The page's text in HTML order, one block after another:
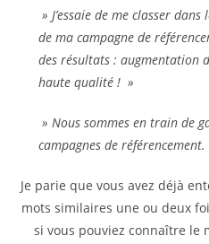
» J’essaie de me classer
de ma campagne de
des résultats : augmentation
haute qualité ! »
» Nous sommes en train de
campagnes de référencement.
Je parie que vous avez déjà
mots similaires une ou deux
si vous pouviez connaître le